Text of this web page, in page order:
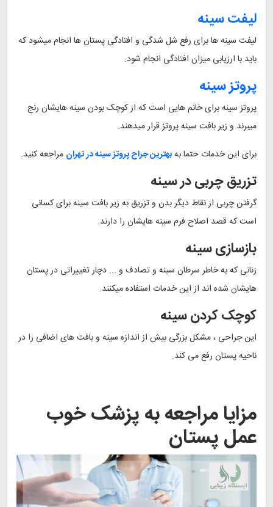
لیفت سینه
لیفت سینه ها برای رفع شل شدگی و افتادگی پستان ها انجام میشود که
باید با ارزیابی میزان افتادگی انجام شود.
پروتز سینه
پروتز سینه برای خانم هایی است که از کوچک بودن سینه هایشان رنج
میبرند و زیر بافت سینه پروتز قرار میدهند.
برای این خدمات حتما بهبهترین جراح پروتز سینه در تهران مراجعه کنید.
تزریق چربی در سینه
گرفتن چربی از نقاط دیگر بدن و تزریق به زیر بافت سینه برای کسانی
است که قصد اصلاح فرم سینه هایشان را دارند.
بازسازی سینه
زنانی که به خاطر سرطان سینه و تصادف و ... دچار تغییراتی در پستان
هایشان شده اند از این خدمات استفاده میکنند.
کوچک کردن سینه
این جراحی ، مشکل بزرگی بیش از اندازه سینه و بافت‌ های اضافی را در
ناحیه پستان رفع می‌ کند.
مزایا مراجعه به پزشک خوب
عمل پستان